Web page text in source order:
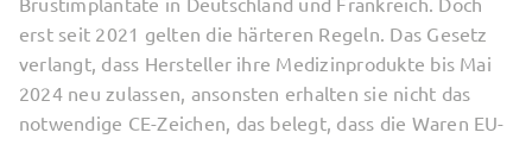
erst seit 2021 gelten die härteren Regeln. Das Gesetz
verlangt, dass Hersteller ihre Medizinprodukte bis Mai
2024 neu zulassen, ansonsten erhalten sie nicht das
notwendige CE-Zeichen, das belegt, dass die Waren EU-